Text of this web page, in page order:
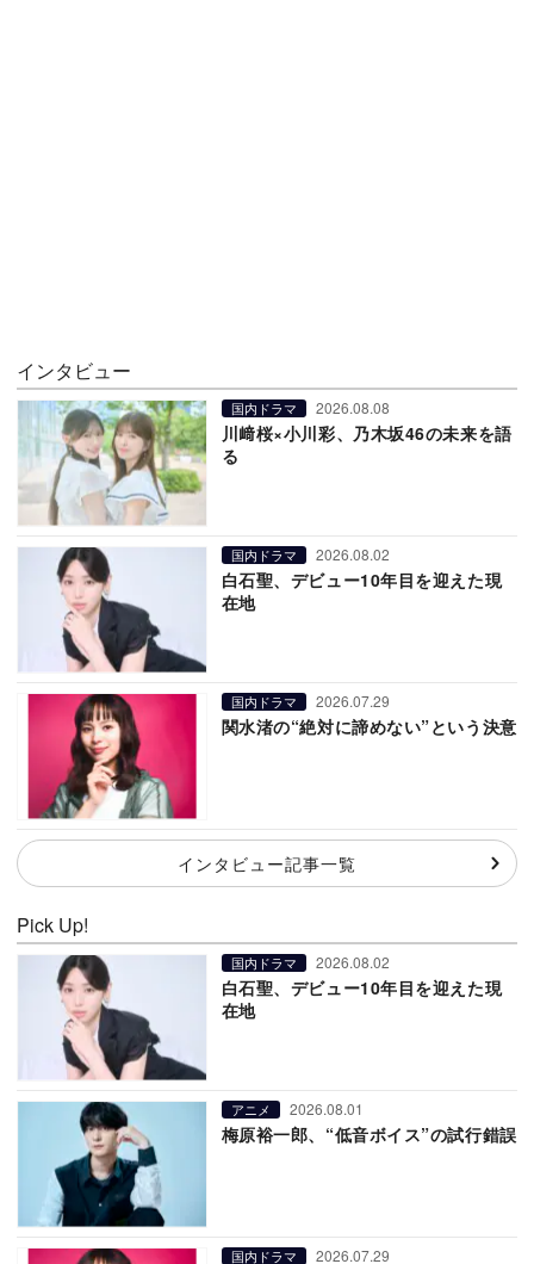
インタビュー
国内ドラマ 2026.08.08
川﨑桜×小川彩、乃木坂46の未来を語
る
国内ドラマ 2026.08.02
白石聖、デビュー10年目を迎えた現
在地
国内ドラマ 2026.07.29
関水渚の“絶対に諦めない”という決意
インタビュー記事一覧
Pick Up!
国内ドラマ 2026.08.02
白石聖、デビュー10年目を迎えた現
在地
アニメ 2026.08.01
梅原裕一郎、“低音ボイス”の試行錯誤
国内ドラマ 2026.07.29